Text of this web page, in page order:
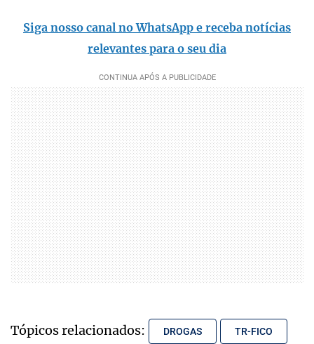
Siga nosso canal no WhatsApp e receba notícias
relevantes para o seu dia
Tópicos relacionados: DROGAS TR-FICO